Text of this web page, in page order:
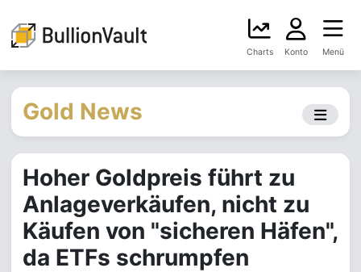
Charts Konto Menü
Gold News
Hoher Goldpreis führt zu
Anlageverkäufen, nicht zu
Käufen von "sicheren Häfen",
da ETFs schrumpfen